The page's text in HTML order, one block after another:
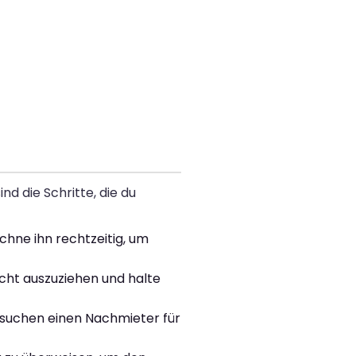
die Schritte, die du
ihn rechtzeitig, um
auszuziehen und halte
einen Nachmieter für